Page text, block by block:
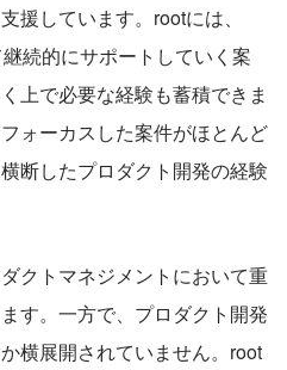
援しています。rootには、
続的にサポートしていく案
上で必要な経験も蓄積できま
ォーカスした案件がほとんど
断したプロダクト開発の経験
クトマネジメントにおいて重
す。一方で、プロダクト開発
横展開されていません。root